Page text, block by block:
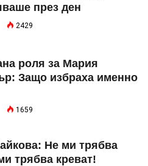
през ден
2429
роля за Мария
Защо избраха именно
1659
Не ми трябва
трябва креват!